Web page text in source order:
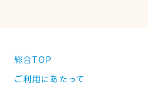
総合TOP
ご利用にあたって